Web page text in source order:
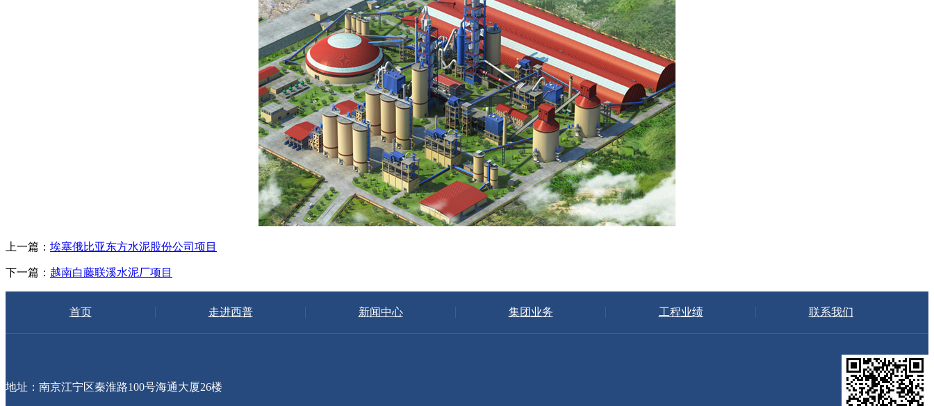
上一篇： 埃塞俄比亚东方水泥股份公司项目
下一篇： 越南白藤联溪水泥厂项目
首页 走进西普 新闻中心 集团业务 工程业绩 联系我们
地址：南京江宁区秦淮路100号海通大厦26楼